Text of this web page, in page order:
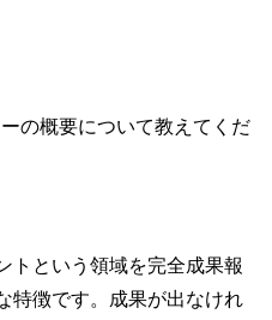
の概要について教えてくだ
トという領域を完全成果報
特徴です。成果が出なけれ